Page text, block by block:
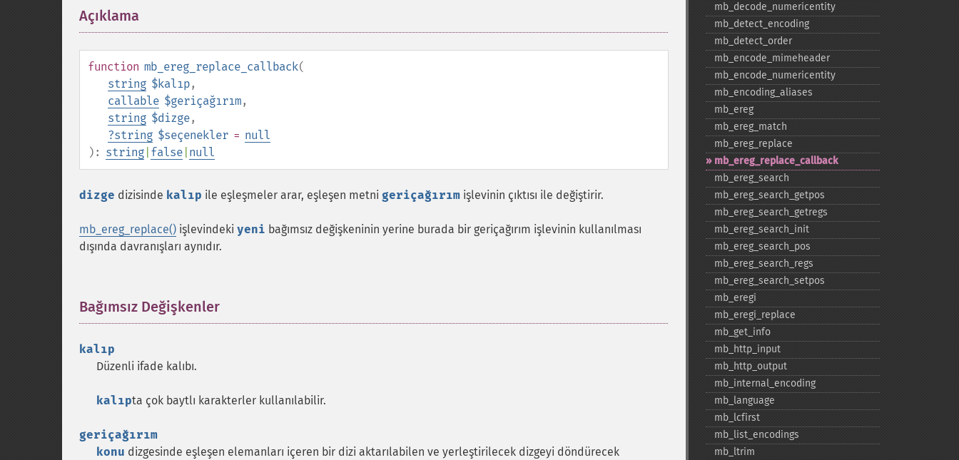
Açıklama
function mb_ereg_replace_callback(
string $kalıp,
callable $geriçağırım,
string $dizge,
?string $seçenekler = null
): string false null
dizge dizisinde kalıp ile eşleşmeler arar, eşleşen metni geriçağırım işlevinin çıktısı ile değiştirir.
mb_ereg_replace() işlevindeki yeni bağımsız değişkeninin yerine burada bir geriçağırım işlevinin kullanılması
dışında davranışları aynıdır.
Bağımsız Değişkenler
kalıp
Düzenli ifade kalıbı.
kalıpta çok baytlı karakterler kullanılabilir.
geriçağırım
konu dizgesinde eşleşen elemanları içeren bir dizi aktarılabilen ve yerleştirilecek dizgeyi döndürecek
mb_​decode_​numericentity
mb_​detect_​encoding
mb_​detect_​order
mb_​encode_​mimeheader
mb_​encode_​numericentity
mb_​encoding_​aliases
mb_​ereg
mb_​ereg_​match
mb_​ereg_​replace
mb_​ereg_​replace_​callback
mb_​ereg_​search
mb_​ereg_​search_​getpos
mb_​ereg_​search_​getregs
mb_​ereg_​search_​init
mb_​ereg_​search_​pos
mb_​ereg_​search_​regs
mb_​ereg_​search_​setpos
mb_​eregi
mb_​eregi_​replace
mb_​get_​info
mb_​http_​input
mb_​http_​output
mb_​internal_​encoding
mb_​language
mb_​lcfirst
mb_​list_​encodings
mb_​ltrim